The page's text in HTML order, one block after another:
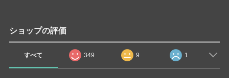
ショップの評価
すべて 349 9 1